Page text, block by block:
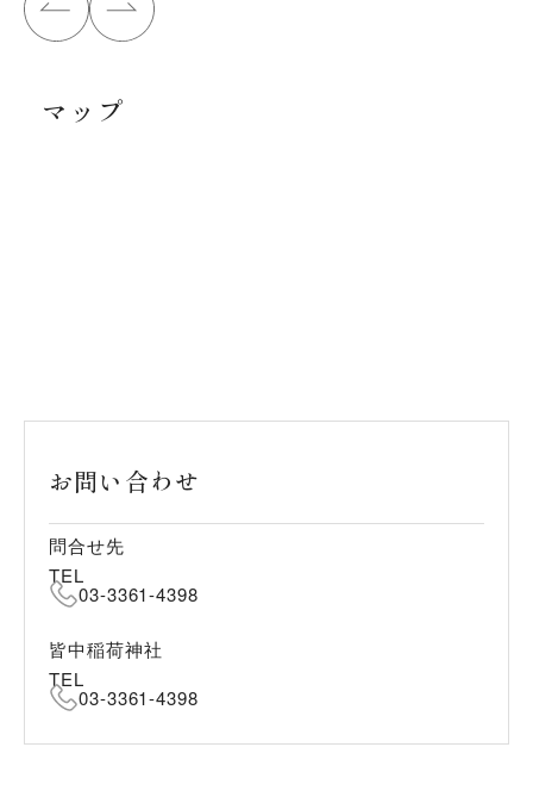
マップ
お問い合わせ
問合せ先
TEL
03-3361-4398
皆中稲荷神社
TEL
03-3361-4398